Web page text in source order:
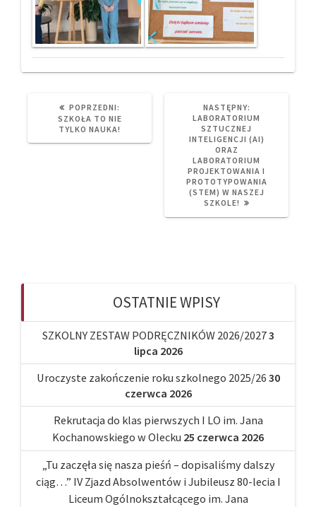
POPRZEDNI:
POST:
SZKOŁA TO NIE
TYLKO NAUKA!
NASTĘPNY:
POST:
LABORATORIUM
SZTUCZNEJ
INTELIGENCJI (AI)
ORAZ
LABORATORIUM
PROJEKTOWANIA I
PROTOTYPOWANIA
(STEM) W NASZEJ
SZKOLE!
OSTATNIE WPISY
SZKOLNY ZESTAW PODRĘCZNIKÓW 2026/20273
lipca 2026
Uroczyste zakończenie roku szkolnego 2025/26 30
czerwca 2026
Rekrutacja do klas pierwszych I LO im. Jana
Kochanowskiego w Olecku 25 czerwca 2026
„Tu zaczęła się nasza pieśń – dopisaliśmy dalszy
ciąg…” IV Zjazd Absolwentów i Jubileusz 80-lecia I
Liceum Ogólnokształcącego im. Jana